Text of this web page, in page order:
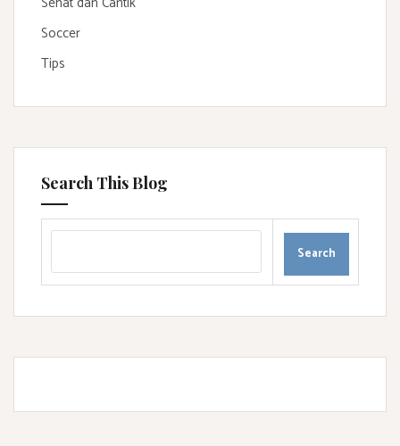
Soccer
Tips
Search This Blog